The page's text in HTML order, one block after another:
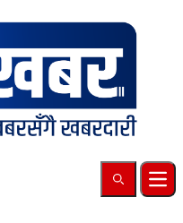
Search